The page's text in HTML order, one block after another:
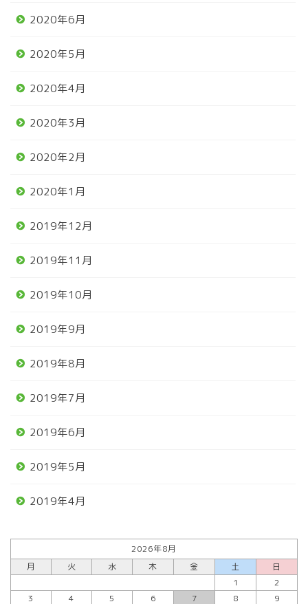
2020年6月
2020年5月
2020年4月
2020年3月
2020年2月
2020年1月
2019年12月
2019年11月
2019年10月
2019年9月
2019年8月
2019年7月
2019年6月
2019年5月
2019年4月
2026年8月
月
火 水 木 金 土
日
1
2
3
4 5 6 7 8 9